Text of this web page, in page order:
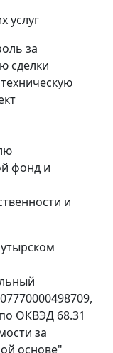
услуг
за
сделки
фонд и
и
ОКВЭД 68.31
за
основе"